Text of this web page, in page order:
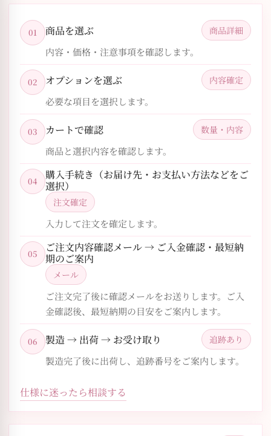
01 商品を選ぶ 商品詳細
内容・価格・注意事項を確認します。
02 オプションを選ぶ 内容確定
必要な項目を選択します。
03 カートで確認 数量・内容
商品と選択内容を確認します。
04
購入手続き（お届け先・お支払い方法などをご
選択）
注文確定
入力して注文を確定します。
05
ご注文内容確認メール → ご入金確認・最短納
期のご案内
メール
ご注文完了後に確認メールをお送りします。ご入
金確認後、最短納期の目安をご案内します。
06 製造 → 出荷 → お受け取り 追跡あり
製造完了後に出荷し、追跡番号をご案内します。
仕様に迷ったら相談する